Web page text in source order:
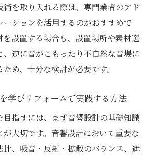
術を取り入れる際は、専門業者のアド
ションを活用するのがおすすめで
を設置する場合も、設置場所や素材選
、逆に音がこもったり不自然な音場に
め、十分な検討が必要です。
学びリフォームで実践する方法
目指すには、まず音響設計の基礎知識
が大切です。音響設計において重要な
比、吸音・反射・拡散のバランス、遮